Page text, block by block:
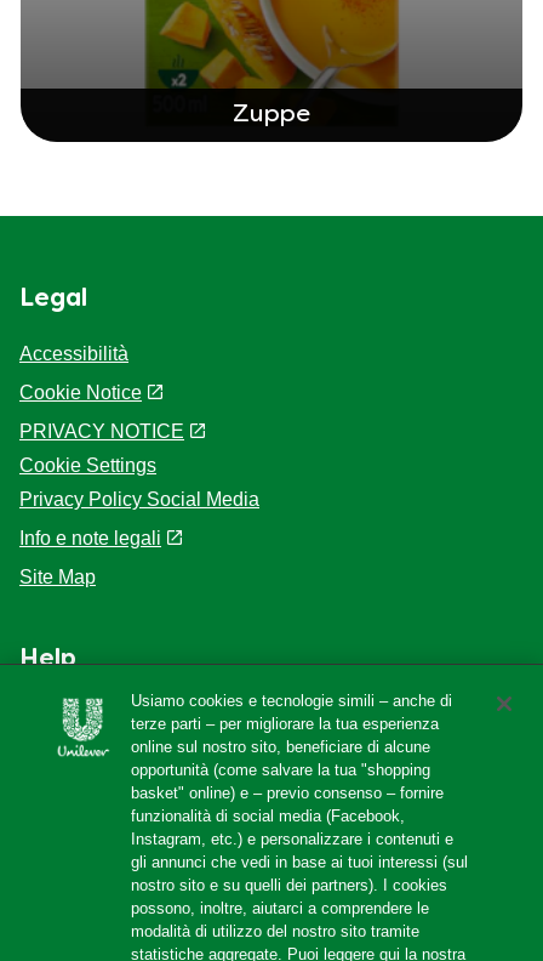
Zuppe
Legal
Accessibilità
Cookie Notice
PRIVACY NOTICE
Cookie Settings
Privacy Policy Social Media
Info e note legali
Site Map
Help
F.A.Q
Localizzatore di negozi
Amazon Store
Usiamo cookies e tecnologie simili – anche di
terze parti – per migliorare la tua esperienza
online sul nostro sito, beneficiare di alcune
opportunità (come salvare la tua "shopping
basket" online) e – previo consenso – fornire
funzionalità di social media (Facebook,
Instagram, etc.) e personalizzare i contenuti e
gli annunci che vedi in base ai tuoi interessi (sul
nostro sito e su quelli dei partners). I cookies
possono, inoltre, aiutarci a comprendere le
modalità di utilizzo del nostro sito tramite
statistiche aggregate. Puoi leggere qui la nostra